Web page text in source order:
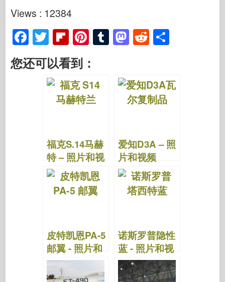
Views : 12384
F
a
c
T
wi
tt
er
Fl
ip
b
o
ar
Pi
er
e
st
T
bl
M
o
d
n
R
di
t
e
您还可以看到：
福克S.14马赫
特 – 照片和视
频
爱知D3A – 照
片和视频
皮特凯恩PA-5
邮翼 - 照片和
视频
诺斯罗普隐性
蓝 - 照片和视
频